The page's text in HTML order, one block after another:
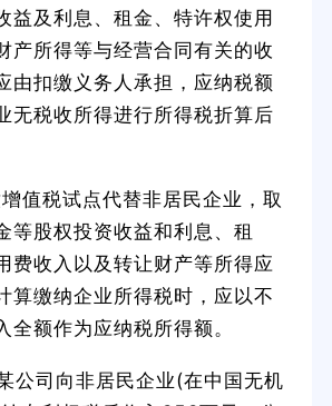
益及利息、租金、特许权使用
产所得等与经营合同有关的收
由扣缴义务人承担，应纳税额
无税收所得进行所得税折算后
值税试点代替非居民企业，取
等股权投资收益和利息、租
费收入以及转让财产等所得应
算缴纳企业所得税时，应以不
全额作为应纳税所得额。
公司向非居民企业(在中国无机